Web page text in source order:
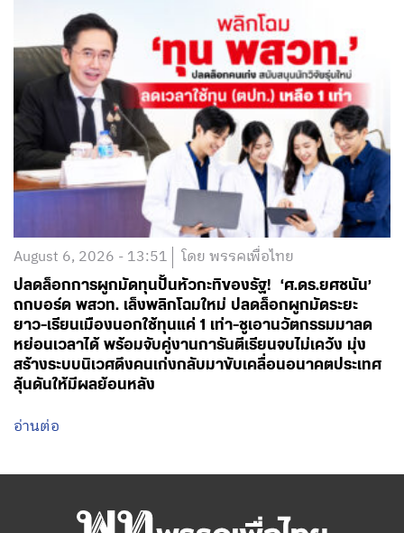
August 6, 2026 - 13:51 โดย พรรคเพื่อไทย
ปลดล็อกการผูกมัดทุนปั้นหัวกะทิของรัฐ! ‘ศ.ดร.ยศชนัน’
ถกบอร์ด พสวท. เล็งพลิกโฉมใหม่ ปลดล็อกผูกมัดระยะ
ยาว-เรียนเมืองนอกใช้ทุนแค่ 1 เท่า-ชูเอานวัตกรรมมาลด
หย่อนเวลาได้ พร้อมจับคู่งานการันตีเรียนจบไม่เคว้ง มุ่ง
สร้างระบบนิเวศดึงคนเก่งกลับมาขับเคลื่อนอนาคตประเทศ
ลุ้นดันให้มีผลย้อนหลัง
อ่านต่อ